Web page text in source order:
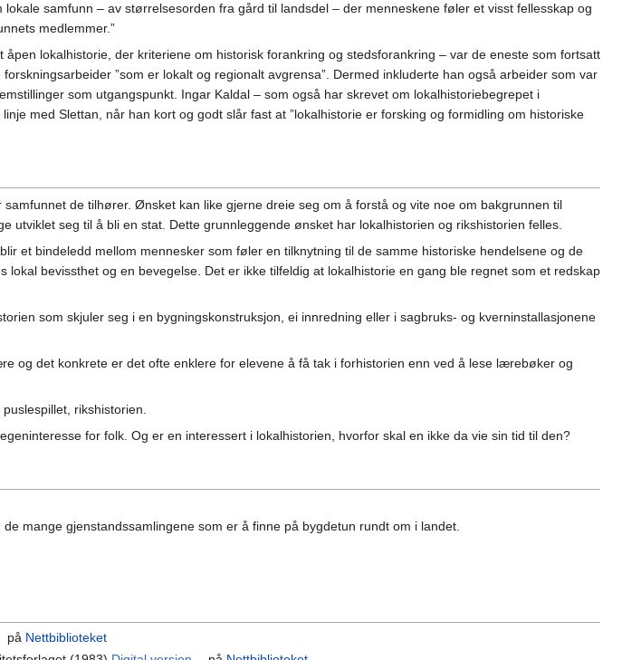
samfunn – av størrelsesorden fra gård til landsdel – der menneskene føler et visst fellesskap og
medlemmer.”
lokalhistorie, der kriteriene om historisk forankring og stedsforankring – var de eneste som fortsatt
”som er lokalt og regionalt avgrensa”. Dermed inkluderte han også arbeider som var
som utgangspunkt. Ingar Kaldal – som også har skrevet om lokalhistoriebegrepet i
med Slettan, når han kort og godt slår fast at ”lokalhistorie er forsking og formidling om historiske
de tilhører. Ønsket kan like gjerne dreie seg om å forstå og vite noe om bakgrunnen til
utviklet seg til å bli en stat. Dette grunnleggende ønsket har lokalhistorien og rikshistorien felles.
et bindeledd mellom mennesker som føler en tilknytning til de samme historiske hendelsene og de
bevissthet og en bevegelse. Det er ikke tilfeldig at lokalhistorie en gang ble regnet som et redskap
som skjuler seg i en bygningskonstruksjon, ei innredning eller i sagbruks- og kverninstallasjonene
og det konkrete er det ofte enklere for elevene å få tak i forhistorien enn ved å lese lærebøker og
rikshistorien.
for folk. Og er en interessert i lokalhistorien, hvorfor skal en ikke da vie sin tid til den?
mange gjenstandssamlingene som er å finne på bygdetun rundt om i landet.
på Nettbiblioteket